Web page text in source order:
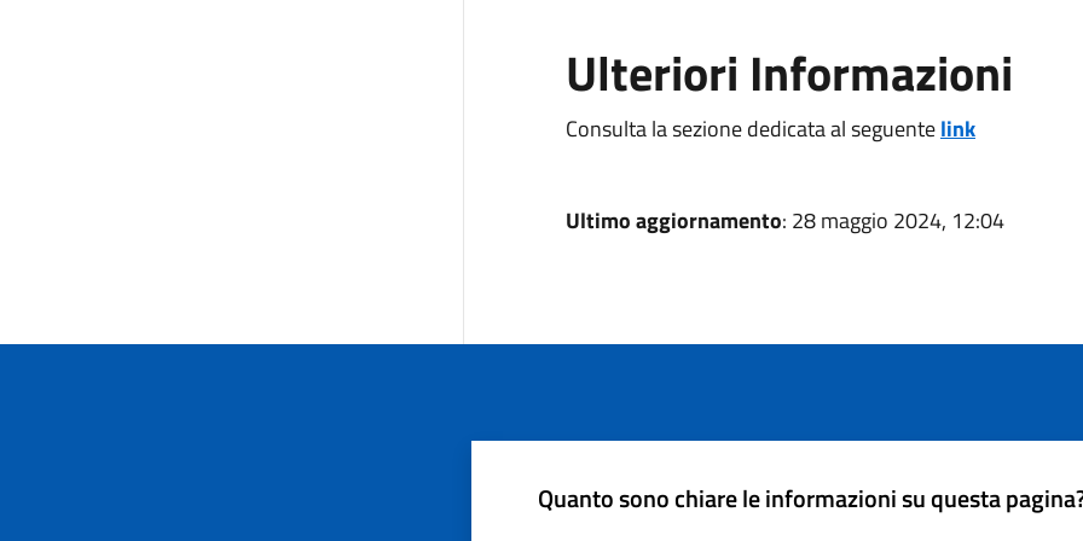
Ulteriori Informazioni
Consulta la sezione dedicata al seguentelink
Ultimo aggiornamento: 28 maggio 2024, 12:04
Quanto sono chiare le informazioni su questa